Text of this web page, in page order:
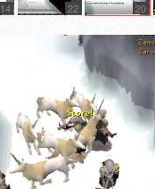
14 22 20